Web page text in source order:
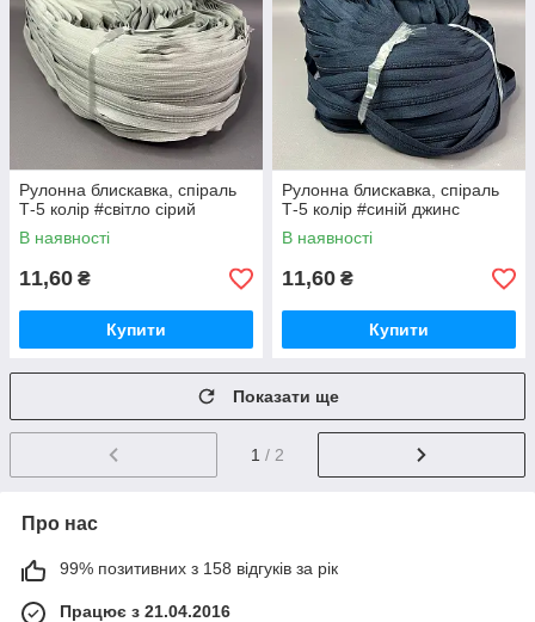
Рулонна блискавка, спіраль
Т-5 колір #світло сірий
В наявності
11,60 ₴
Купити
Рулонна блискавка, спіраль
Т-5 колір #синій джинс
В наявності
11,60 ₴
Купити
Показати ще
1 / 2
Про нас
99% позитивних з 158 відгуків за рік
Працює з 21.04.2016